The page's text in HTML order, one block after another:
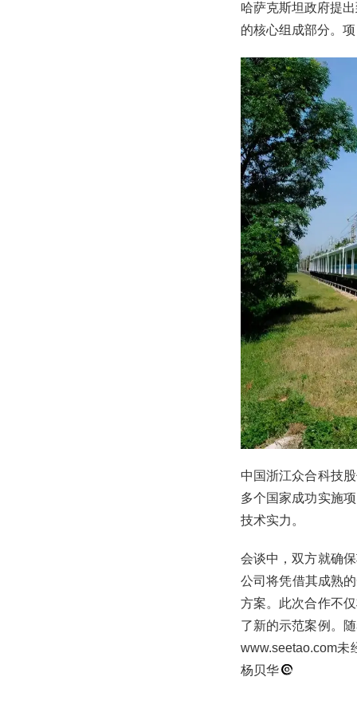
哈萨克斯坦政府提
的核心组成部分。
中国浙江众合科技
多个国家成功实施
技术实力。
会谈中，双方就确
公司将凭借其成熟
方案。此次合作不
了新的示范案例。
www.seetao.com
杨贝华